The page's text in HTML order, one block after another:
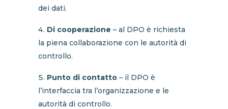
dei dati.
Di cooperazione – al DPO è richiesta
la piena collaborazione con le autorità di
controllo.
Punto di contatto– il DPO è
l’interfaccia tra l’organizzazione e le
autorità di controllo.